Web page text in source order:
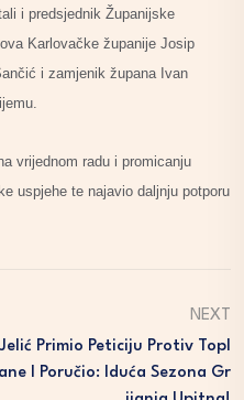
i predsjednik Županijske
Karlovačke županije Josip
i zamjenik župana Ivan
vrijednom radu i promicanju
uspjehe te najavio daljnju potporu
NEXT
Jelić Primio Peticiju Protiv Topl
Ane I Poručio: Iduća Sezona Gr